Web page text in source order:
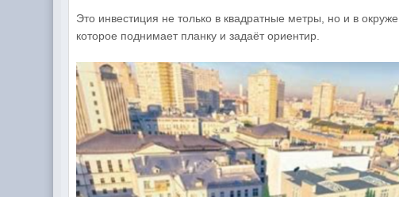
Это инвестиция не только в квадратные метры, но и в
которое поднимает планку и задаёт ориентир.